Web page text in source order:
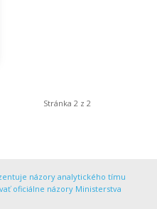
Stránka 2 z 2
názory analytického tímu
oficiálne názory Ministerstva